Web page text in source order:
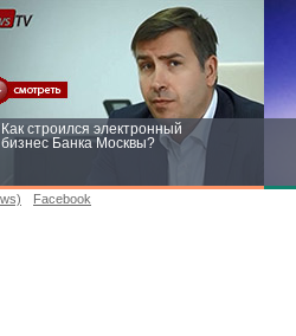
Как строился электронный
бизнес Банка Москвы?
Facebook